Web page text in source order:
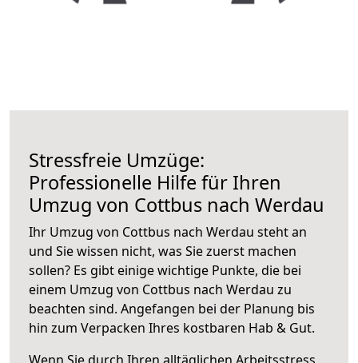
Stressfreie Umzüge:
Professionelle Hilfe für Ihren
Umzug von Cottbus nach Werdau
Ihr Umzug von Cottbus nach Werdau steht an
und Sie wissen nicht, was Sie zuerst machen
sollen? Es gibt einige wichtige Punkte, die bei
einem Umzug von Cottbus nach Werdau zu
beachten sind. Angefangen bei der Planung bis
hin zum Verpacken Ihres kostbaren Hab & Gut.